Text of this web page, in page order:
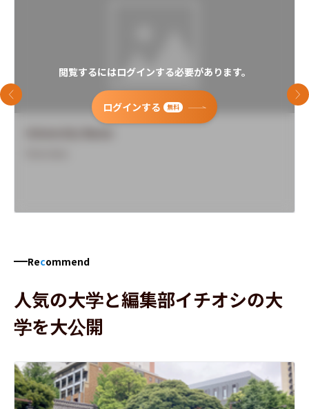
閲覧するにはログインする必要があります。
ログインする 無料
前のスライド 次
Recommend
人気の大学と編集部イチオシの大
学を大公開